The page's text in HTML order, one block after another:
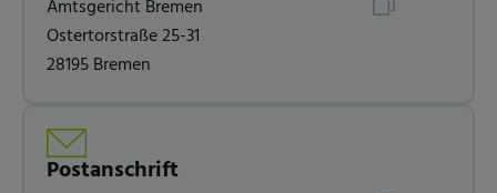
Amtsgericht Bremen
Ostertorstraße 25-31
28195 Bremen
Postanschrift